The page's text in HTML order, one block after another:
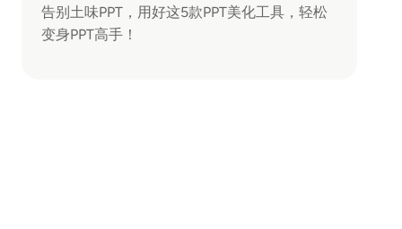
告别土味PPT，用好这5款PPT美化工具，轻松
变身PPT高手！